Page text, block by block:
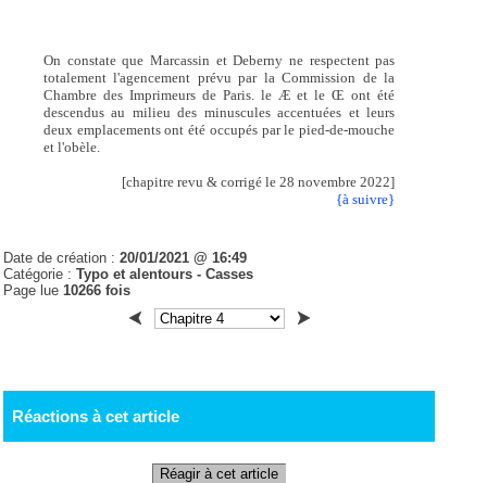
On constate que Marcassin et Deberny ne respectent pas
totalement l'agencement prévu par la Commission de la
Chambre des Imprimeurs de Paris. le Æ et le Œ ont été
descendus au milieu des minuscules accentuées et leurs
deux emplacements ont été occupés par le pied-de-mouche
et l'obèle.
[chapitre revu & corrigé le 28 novembre 2022]
{à suivre}
Date de création :20/01/2021 @ 16:49
Catégorie :Typo et alentours - Casses
Page lue 10266 fois
Réactions à cet article
Réagir à cet article